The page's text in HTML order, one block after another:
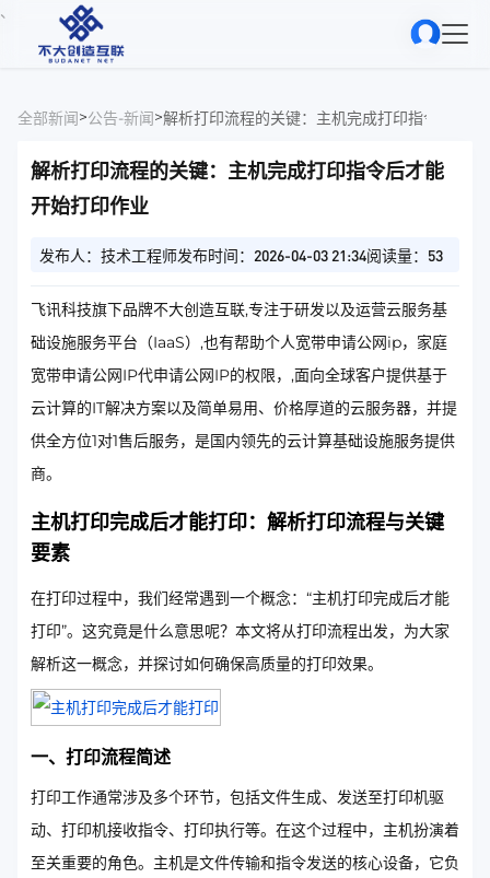
、
全部新闻>公告-新闻>解析打印流程的关键：主机完成打印指令后才能
解析打印流程的关键：主机完成打印指令后才能
开始打印作业
发布人：技术工程师发布时间：2026-04-03 21:34阅读量：53
飞讯科技旗下品牌不大创造互联,专注于研发以及运营云服务基
础设施服务平台（IaaS）,也有帮助个人宽带申请公网ip，家庭
宽带申请公网IP代申请公网IP的权限，,面向全球客户提供基于
云计算的IT解决方案以及简单易用、价格厚道的云服务器，并提
供全方位1对1售后服务，是国内领先的云计算基础设施服务提供
商。
主机打印完成后才能打印：解析打印流程与关键
要素
在打印过程中，我们经常遇到一个概念：“主机打印完成后才能
打印”。这究竟是什么意思呢？本文将从打印流程出发，为大家
解析这一概念，并探讨如何确保高质量的打印效果。
一、打印流程简述
打印工作通常涉及多个环节，包括文件生成、发送至打印机驱
动、打印机接收指令、打印执行等。在这个过程中，主机扮演着
至关重要的角色。主机是文件传输和指令发送的核心设备，它负